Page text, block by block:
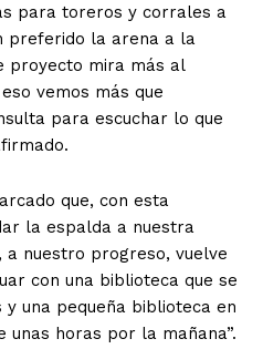
para toreros y corrales a
preferido la arena a la
proyecto mira más al
vemos más que
para escuchar lo que
que, con esta
la espalda a nuestra
a nuestro progreso, vuelve
con una biblioteca que se
una pequeña biblioteca en
unas horas por la mañana”.